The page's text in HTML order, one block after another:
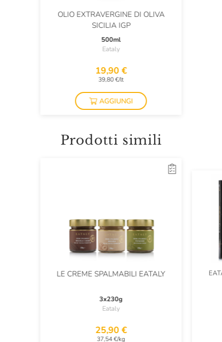
OLIO EXTRAVERGINE DI OLIVA
SICILIA IGP
500ml
Eataly
19,90 €
39,80 €/lt
AGGIUNGI
Prodotti simili
LE CREME SPALMABILI EATALY
3x230g
Eataly
25,90 €
37,54 €/kg